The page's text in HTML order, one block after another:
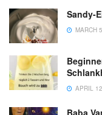
Sandy-
MARCH
APRIL
Baba